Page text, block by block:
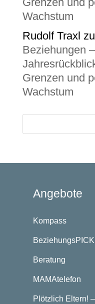
Wachstum
Rudolf Traxl zu
Beziehungen
Grenzen und
Wachstum
Angebote
Kompass
Beratung
MAMAtelefon
Plötzlich Eltern!